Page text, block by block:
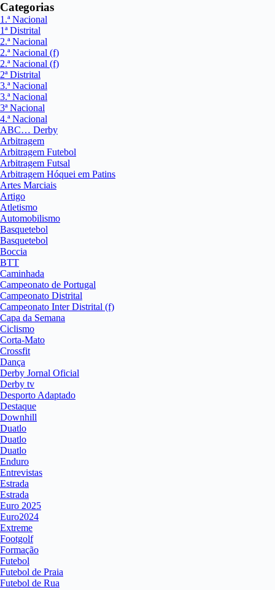
Categorias
1.ª Nacional
1ª Distrital
2.ª Nacional
2.ª Nacional (f)
2.ª Nacional (f)
2ª Distrital
3.ª Nacional
3.ª Nacional
3ª Nacional
4.ª Nacional
ABC… Derby
Arbitragem
Arbitragem Futebol
Arbitragem Futsal
Arbitragem Hóquei em Patins
Artes Marciais
Artigo
Atletismo
Automobilismo
Basquetebol
Basquetebol
Boccia
BTT
Caminhada
Campeonato de Portugal
Campeonato Distrital
Campeonato Inter Distrital (f)
Capa da Semana
Ciclismo
Corta-Mato
Crossfit
Dança
Derby Jornal Oficial
Derby tv
Desporto Adaptado
Destaque
Downhill
Duatlo
Duatlo
Duatlo
Enduro
Entrevistas
Estrada
Estrada
Euro 2025
Euro2024
Extreme
Footgolf
Formação
Futebol
Futebol de Praia
Futebol de Rua